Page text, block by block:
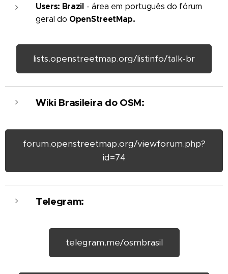
Users: Brazil- área em português do fórum
geral do OpenStreetMap.
lists.openstreetmap.org/listinfo/talk-br
Wiki Brasileira do OSM:
forum.openstreetmap.org/viewforum.php?
id=74
Telegram:
telegram.me/osmbrasil